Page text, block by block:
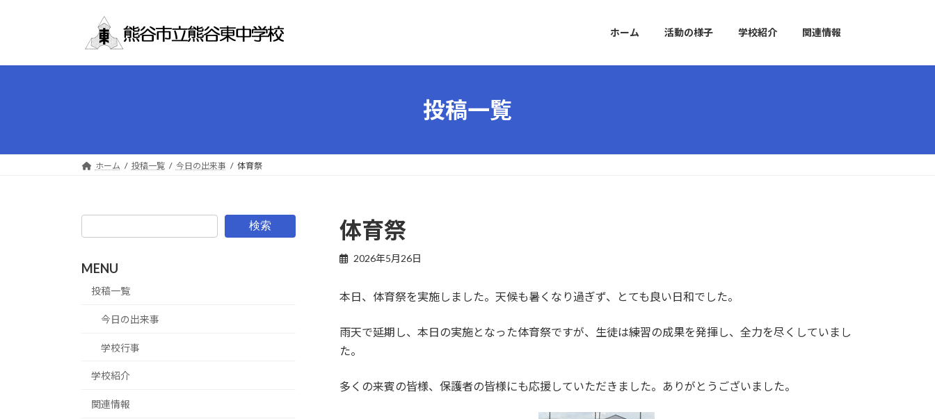
プ
動
ホーム 活動の様子 学校紹介 関連情報
投稿一覧
ホーム 投稿一覧 今日の出来事 体育祭
体育祭
2026年5月26日
本日、体育祭を実施しました。天候も暑くなり過ぎず、とても良い日和でした。
雨天で延期し、本日の実施となった体育祭ですが、生徒は練習の成果を発揮し、全力を尽くしていまし
た。
多くの来賓の皆様、保護者の皆様にも応援していただきました。ありがとうございました。
検索
MENU
投稿一覧
今日の出来事
学校行事
学校紹介
関連情報